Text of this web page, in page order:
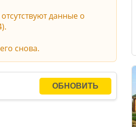
данные о
снова.